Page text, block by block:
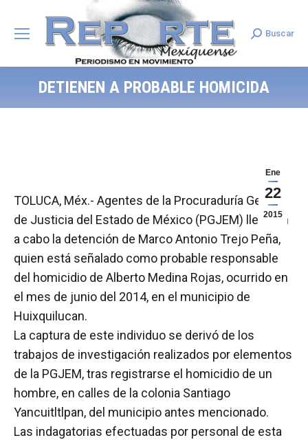
Search:
Buscar
DETIENEN A PROBABLE HOMICIDA
Ene
22
2015
TOLUCA, Méx.- Agentes de la Procuraduría General
de Justicia del Estado de México (PGJEM) llevaron
a cabo la detención de Marco Antonio Trejo Peña,
quien está señalado como probable responsable
del homicidio de Alberto Medina Rojas, ocurrido en
el mes de junio del 2014, en el municipio de
Huixquilucan.
La captura de este individuo se derivó de los
trabajos de investigación realizados por elementos
de la PGJEM, tras registrarse el homicidio de un
hombre, en calles de la colonia Santiago
Yancuitltlpan, del municipio antes mencionado.
Las indagatorias efectuadas por personal de esta